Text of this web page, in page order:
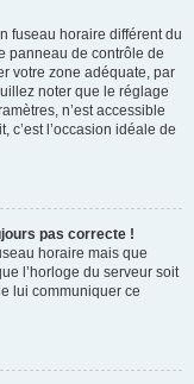
fuseau horaire différent du
panneau de contrôle de
votre zone adéquate, par
noter que le réglage
n’est accessible
c’est l’occasion idéale de
pas correcte !
horaire mais que
l’horloge du serveur soit
lui communiquer ce